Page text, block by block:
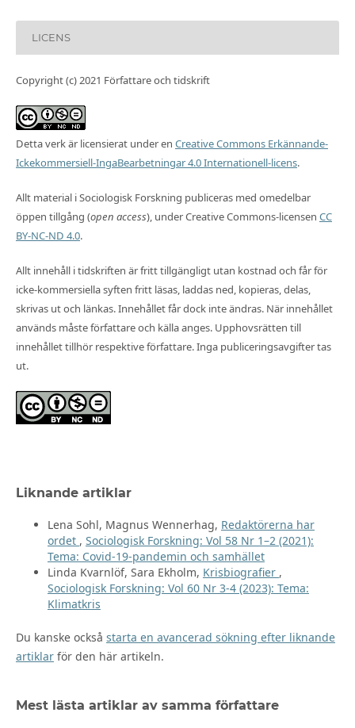
LICENS
Copyright (c) 2021 Författare och tidskrift
Detta verk är licensierat under en Creative Commons Erkännande-
Ickekommersiell-IngaBearbetningar 4.0 Internationell-licens.
Allt material i Sociologisk Forskning publiceras med omedelbar
öppen tillgång (open access), under Creative Commons-licensen CC
BY-NC-ND 4.0.
Allt innehåll i tidskriften är fritt tillgängligt utan kostnad och får för
icke-kommersiella syften fritt läsas, laddas ned, kopieras, delas,
skrivas ut och länkas. Innehållet får dock inte ändras. När innehållet
används måste författare och källa anges. Upphovsrätten till
innehållet tillhör respektive författare. Inga publiceringsavgifter tas
ut.
Liknande artiklar
Lena Sohl, Magnus Wennerhag, Redaktörerna har
ordet , Sociologisk Forskning: Vol 58 Nr 1–2 (2021):
Tema: Covid-19-pandemin och samhället
Linda Kvarnlöf, Sara Ekholm, Krisbiografier ,
Sociologisk Forskning: Vol 60 Nr 3-4 (2023): Tema:
Klimatkris
Du kanske också starta en avancerad sökning efter liknande
artiklarför den här artikeln.
Mest lästa artiklar av samma författare